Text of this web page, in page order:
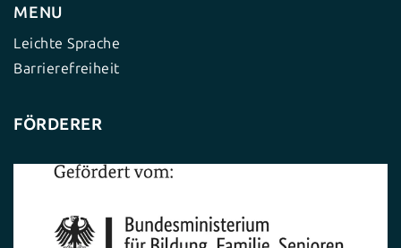
MENU
Leichte Sprache
Barrierefreiheit
FÖRDERER